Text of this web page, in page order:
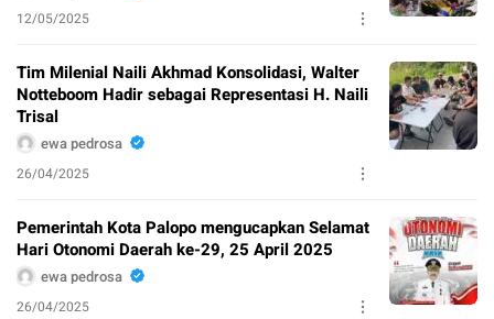
12/05/2025
Tim Milenial Naili Akhmad Konsolidasi, Walter
Notteboom Hadir sebagai Representasi H. Naili
Trisal
ewa pedrosa
26/04/2025
Pemerintah Kota Palopo mengucapkan Selamat
Hari Otonomi Daerah ke-29, 25 April 2025
ewa pedrosa
26/04/2025